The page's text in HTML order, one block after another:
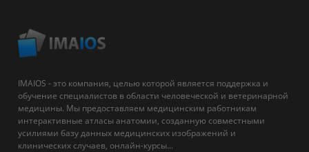
IMAIOS - это компания, целью которой является поддержка и
обучение специалистов в области человеческой и ветеринарной
медицины. Мы предоставляем медицинским работникам
интерактивные атласы анатомии, созданную совместными
усилиями базу данных медицинских изображений и
клинических случаев, онлайн-курсы...